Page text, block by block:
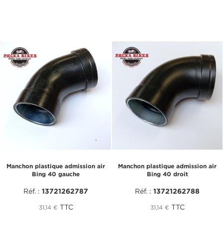
Manchon plastique admission air
Bing 40 gauche
Réf. : 13721262787
31,14 € TTC
Manchon plastique admission air
Bing 40 droit
Réf. : 13721262788
31,14 € TTC